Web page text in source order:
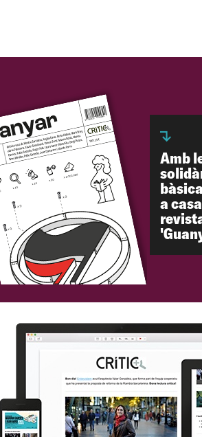
Amb
a